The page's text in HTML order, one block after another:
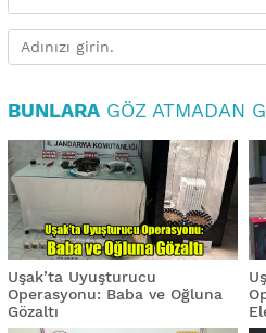
BUNLARA GÖZ ATMADAN
Uşak’ta Uyuşturucu
Operasyonu: Baba ve Oğluna
Gözaltı